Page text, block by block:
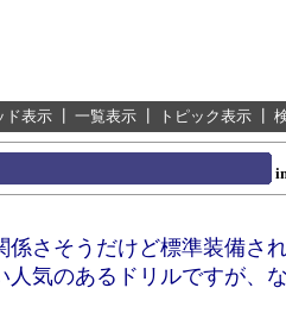
ド表示 一覧表示 トピック表示
係さそうだけど標準装備さ
人気のあるドリルですが、